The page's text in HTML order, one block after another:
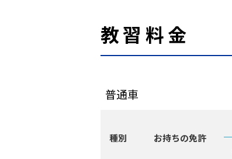
教習料金
普通車
種別 お持ちの免許